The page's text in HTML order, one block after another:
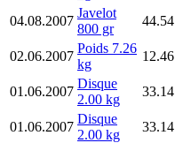
04.08.2007
Javelot
800 gr
44.54
02.06.2007
Poids 7.26
kg
12.46
01.06.2007
Disque
2.00 kg
33.14
01.06.2007
Disque
2.00 kg
33.14